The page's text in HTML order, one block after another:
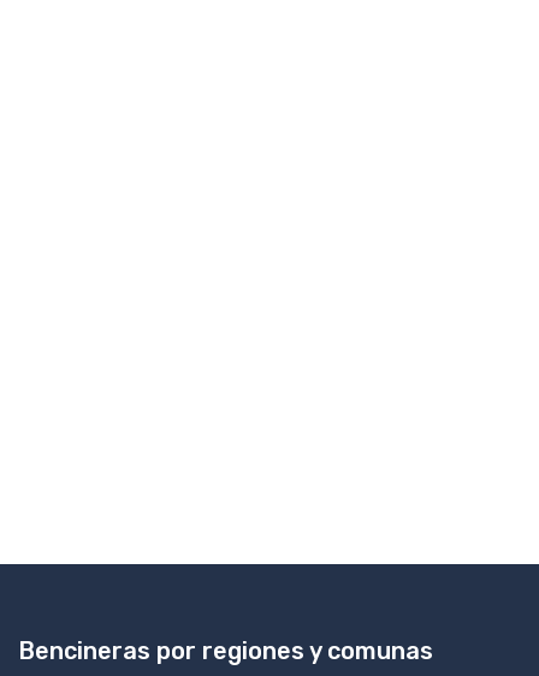
Bencineras por regiones y comunas